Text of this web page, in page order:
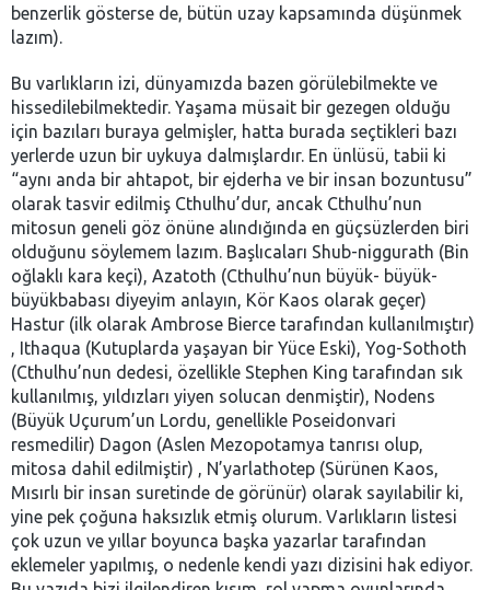
benzerlik gösterse de, bütün uzay kapsamında düşünmek
lazım).
Bu varlıkların izi, dünyamızda bazen görülebilmekte ve
hissedilebilmektedir. Yaşama müsait bir gezegen olduğu
için bazıları buraya gelmişler, hatta burada seçtikleri bazı
yerlerde uzun bir uykuya dalmışlardır. En ünlüsü, tabii ki
“aynı anda bir ahtapot, bir ejderha ve bir insan bozuntusu”
olarak tasvir edilmiş Cthulhu’dur, ancak Cthulhu’nun
mitosun geneli göz önüne alındığında en güçsüzlerden biri
olduğunu söylemem lazım. Başlıcaları Shub-niggurath (Bin
oğlaklı kara keçi), Azatoth (Cthulhu’nun büyük- büyük-
büyükbabası diyeyim anlayın, Kör Kaos olarak geçer)
Hastur (ilk olarak Ambrose Bierce tarafından kullanılmıştır)
, Ithaqua (Kutuplarda yaşayan bir Yüce Eski), Yog-Sothoth
(Cthulhu’nun dedesi, özellikle Stephen King tarafından sık
kullanılmış, yıldızları yiyen solucan denmiştir), Nodens
(Büyük Uçurum’un Lordu, genellikle Poseidonvari
resmedilir) Dagon (Aslen Mezopotamya tanrısı olup,
mitosa dahil edilmiştir) , N’yarlathotep (Sürünen Kaos,
Mısırlı bir insan suretinde de görünür) olarak sayılabilir ki,
yine pek çoğuna haksızlık etmiş olurum. Varlıkların listesi
çok uzun ve yıllar boyunca başka yazarlar tarafından
eklemeler yapılmış, o nedenle kendi yazı dizisini hak ediyor.